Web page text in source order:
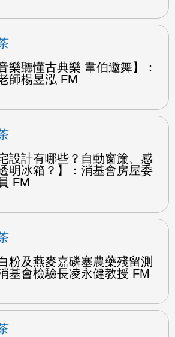
樂聽懂古典樂 韋伯邀舞】：
師楊昱泓 FM
設計有哪些？自動窗簾、感
明冰箱？】：消基會房屋委
FM
粉及燕麥嘉磷塞農藥殘留測
基會檢驗長凌永健教授 FM